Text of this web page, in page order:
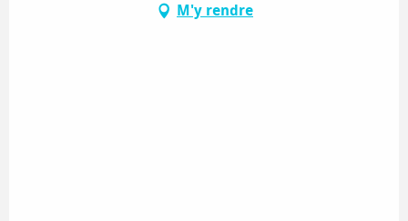
M'y rendre